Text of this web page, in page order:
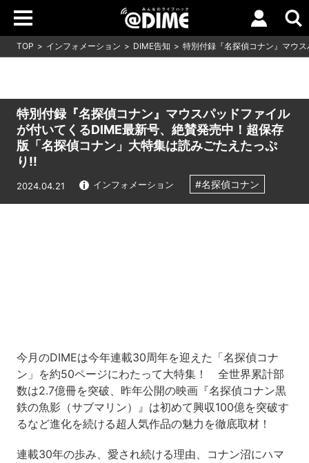
TOP インフォメーション DIME告知 特別付録『名探偵コナン』マウ
特別付録『名探偵コナン』マウスパッドファイル
が付いてくるDIME最新号、絶賛発売中！超保存
版「名探偵コナン」大特集は読みごたえたっぷ
り!!
2024.04.21 インフォメーション #名探偵コナン
今月のDIMEは今年連載30周年を迎えた「名探偵コナ
ン」を約50ページにわたって大特集！ 全世界累計部
数は2.7億冊を突破、昨年公開の映画『名探偵コナン黒
鉄の魚影（サブマリン）』は初めて興収100億を突破す
るなど進化を続ける超人気作品の魅力を徹底取材！
連載30年の歩み、愛され続ける理由、コナン沼にハマ